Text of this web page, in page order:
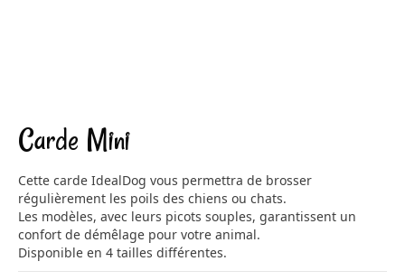
Carde Mini
Cette carde IdealDog vous permettra de brosser
régulièrement les poils des chiens ou chats.
Les modèles, avec leurs picots souples, garantissent un
confort de démêlage pour votre animal.
Disponible en 4 tailles différentes.